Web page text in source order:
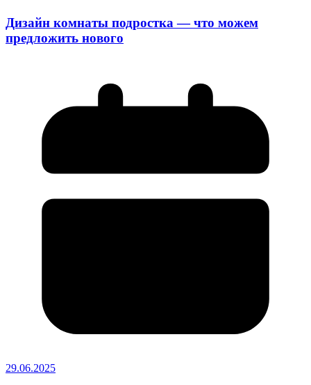
Дизайн комнаты подростка — что можем
предложить нового
29.06.2025